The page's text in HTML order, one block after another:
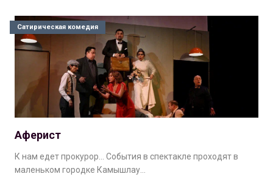
Аферист
К нам едет прокурор… События в спектакле проходят в
маленьком городке Камышлау…
Сатирическая комедия